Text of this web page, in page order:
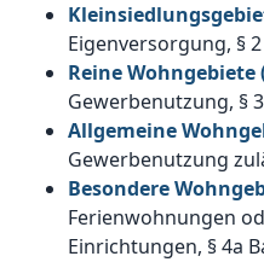
Eigenversorgung, §
Reine Wohngebiete
Gewerbenutzung, §
Allgemeine
Gewerbenutzung
Besondere
Ferienwohnungen
Einrichtungen, § 4a